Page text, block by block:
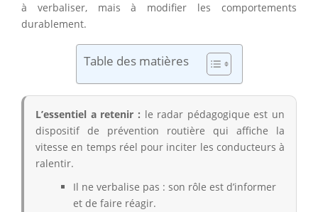
à verbaliser, mais à modifier les comportements
durablement.
Table des matières
L’essentiel a retenir : le radar pédagogique est un
dispositif de prévention routière qui affiche la
vitesse en temps réel pour inciter les conducteurs à
ralentir.
Il ne verbalise pas : son rôle est d’informer
et de faire réagir.